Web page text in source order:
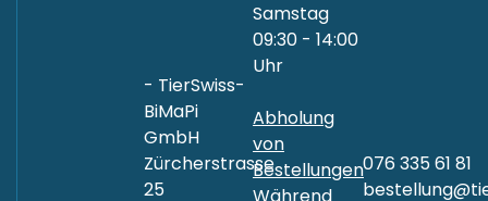
- TierSwiss-
BiMaPi
GmbH
Zürcherstrasse
25
Samstag
09:30 - 14:00
Uhr
Abholung
von
Bestellungen076 335 61 81